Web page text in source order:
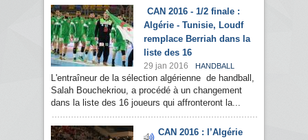
CAN 2016 - 1/2 finale :
Algérie - Tunisie, Loudf
remplace Berriah dans la
liste des 16
29 jan 2016 HANDBALL
L'entraîneur de la sélection algérienne de handball,
Salah Bouchekriou, a procédé à un changement
dans la liste des 16 joueurs qui affronteront la...
CAN 2016 : l’Algérie